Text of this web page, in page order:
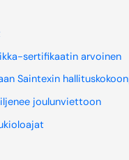
sertifikaatin arvoinen
Saintexin
joulunviettoon